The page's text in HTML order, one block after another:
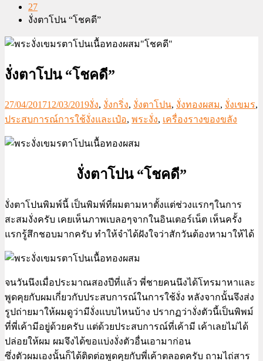
27
งั่งตาโปน “โชคดี”
งั่งตาโปน “โชคดี”
27/04/201712/03/2019งั่ง, งั่งกริ่ง, งั่งตาโปน, งั่งทองผสม, งั่งเขมร,
ประสบการณ์การใช้งั่งและเป๋อ, พระงั่ง, เครื่องรางของขลัง
งั่งตาโปน “โชคดี”
งั่งตาโปนพิมพ์นี้ เป็นพิมพ์ที่ผมตามหาตั้งแต่ช่วงแรกๆในการ
สะสมงั่งครับ เคยเห็นภาพเบลอๆจากในอินเตอร์เน็ต เห็นครั้ง
แรกรู้สึกชอบมากครับ ทำให้จำได้ฝังใจว่าสักวันต้องหามาให้ได้
จนวันนึงเมื่อประมาณสองปีที่แล้ว พี่ชายคนนึงได้โทรมาหาและ
พูดคุยกับผมเกี่ยวกับประสบการณ์ในการใช้งั่ง หลังจากนั้นจึงส่ง
รูปถ่ายมาให้ผมดูว่ามีงั่งแบบไหนบ้าง ปรากฏว่างั่งตัวนี้เป็นพิพม์
ที่พี่เค้ามีอยู่ด้วยครับ แต่ด้วยประสบการณ์ที่เค้ามี เค้าเลยไม่ได้
ปล่อยให้ผม ผมจึงได้ขอแบ่งงั่งตัวอื่นเอามาก่อน
ซึ่งตัวผมเองนั้นก็ได้ติดต่อพูดคุยกับพี่เค้าตลอดครับ ถามไถ่สาร